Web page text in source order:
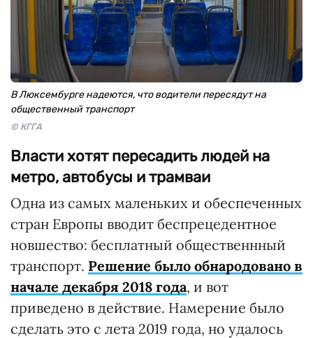
В Люксембурге надеются, что водители пересядут на
общественный транспорт
© КГГА
Власти хотят пересадить людей на
метро, автобусы и трамваи
Одна из самых маленьких и обеспеченных
стран Европы вводит беспрецедентное
новшество: бесплатный общественнный
транспорт. Решение было обнародовано в
начале декабря 2018 года, и вот
приведено в действие. Намерение было
сделать это с лета 2019 года, но удалось